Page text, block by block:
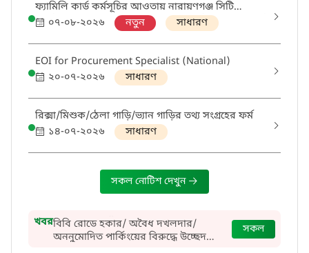
ফ্যামিলি কার্ড কর্মসূচির আওতায় নারায়ণগঞ্জ সিটি
কর্পোরেশনের নারায়ণগঞ্জ অঞ্চলের (ওয়ার্ড ১০-১৮) ওয়ার্ড
সুপারভাইজার ও তথ্য সংগ্রাহক পদে নিয়োগের ফলাফল
০৭-০৮-২০২৬ নতুন সাধারণ
EOI for Procurement Specialist (National)
২০-০৭-২০২৬
সাধারণ
রিক্সা/মিশুক/ঠেলা গাড়ি/ভ্যান গাড়ির তথ্য সংগ্রহের ফর্ম
১৪-০৭-২০২৬
সাধারণ
সকল নোটিশ দেখুন
খবরবিবি রোডে হকার/ অবৈধ দখলদার/
অননুমোদিত পার্কিংয়ের বিরুদ্ধে উচ্ছেদ
সকল